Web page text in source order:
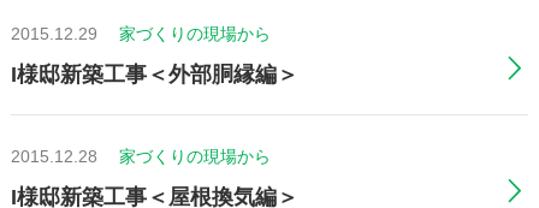
2015.12.29 家づくりの現場から
I様邸新築工事＜外部胴縁編＞
2015.12.28 家づくりの現場から
I様邸新築工事＜屋根換気編＞